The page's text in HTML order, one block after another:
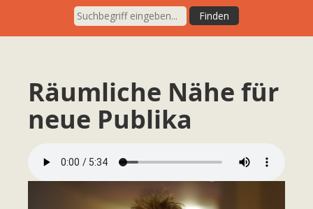
Räumliche Nähe für
neue Publika